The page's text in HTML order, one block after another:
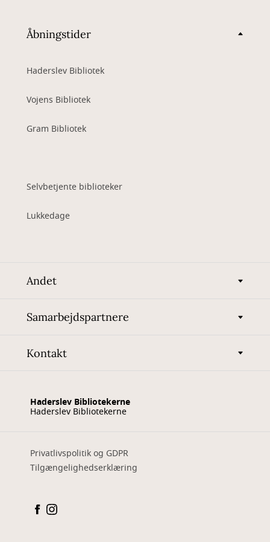
Åbningstider
Haderslev Bibliotek
Vojens Bibliotek
Gram Bibliotek
Selvbetjente biblioteker
Lukkedage
Andet
Samarbejdspartnere
Kontakt
Haderslev Bibliotekerne
Haderslev Bibliotekerne
Privatlivspolitik og GDPR
Tilgængelighedserklæring